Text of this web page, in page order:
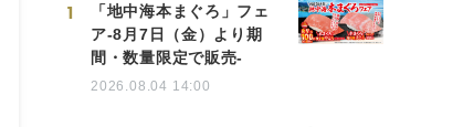
1
「地中海本まぐろ」フェ
ア-8月7日（金）より期
間・数量限定で販売-
2026.08.04 14:00